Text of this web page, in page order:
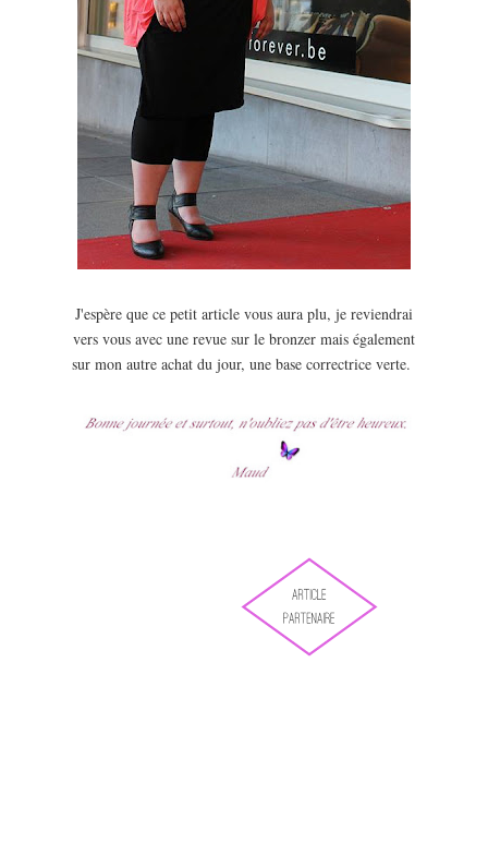
J'espère que ce petit article vous aura plu, je reviendrai
vers vous avec une revue sur le bronzer mais également
sur mon autre achat du jour, une base correctrice verte.